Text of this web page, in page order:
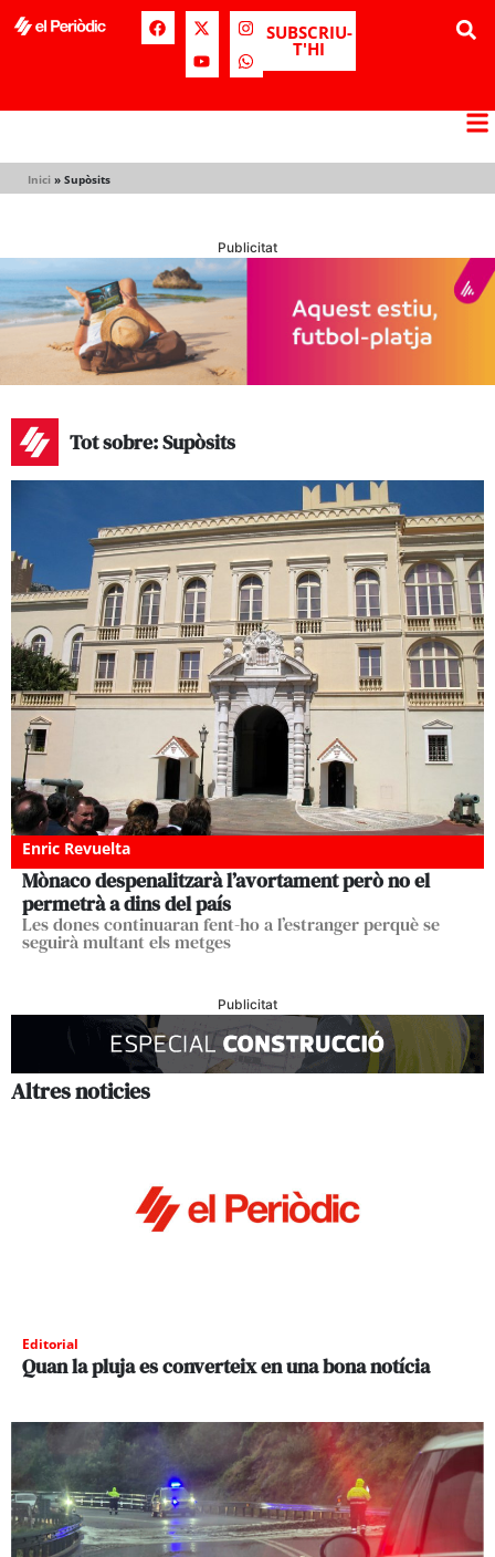
SUBSCRIU-
T'HI
Inici » Supòsits
Publicitat
Tot sobre: Supòsits
Enric Revuelta
Mònaco despenalitzarà l’avortament però no el
permetrà a dins del país
Les dones continuaran fent-ho a l’estranger perquè se
seguirà multant els metges
Publicitat
Altres noticies
Editorial
Quan la pluja es converteix en una bona notícia